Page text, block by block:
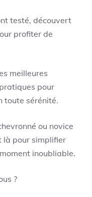
testé, découvert
profiter de
meilleures
pour
toute sérénité.
ou novice
là pour simplifier
inoubliable.
?